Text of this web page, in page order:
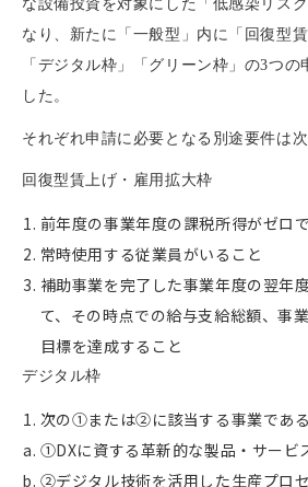
な設備投資を対象にした「低感染リス
なり、新たに「一般型」内に「回復型
「デジタル枠」「グリーン枠」の3つの
した。
それぞれ申請に必要となる別途要件は次
回復型賃上げ・雇用拡大枠
前年度の事業年度の課税所得がゼロ
常時使用する従業員がいること
補助事業を完了した事業年度の翌年
て、その時点での給与支給総額、事
目標を達成すること
デジタル枠
次の①または②に該当する事業であ
①DXに資する革新的な製品・サービ
②デジタル技術を活用した生産プロ